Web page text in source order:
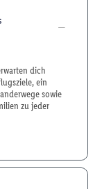
dich
ein
sowie
zu jeder